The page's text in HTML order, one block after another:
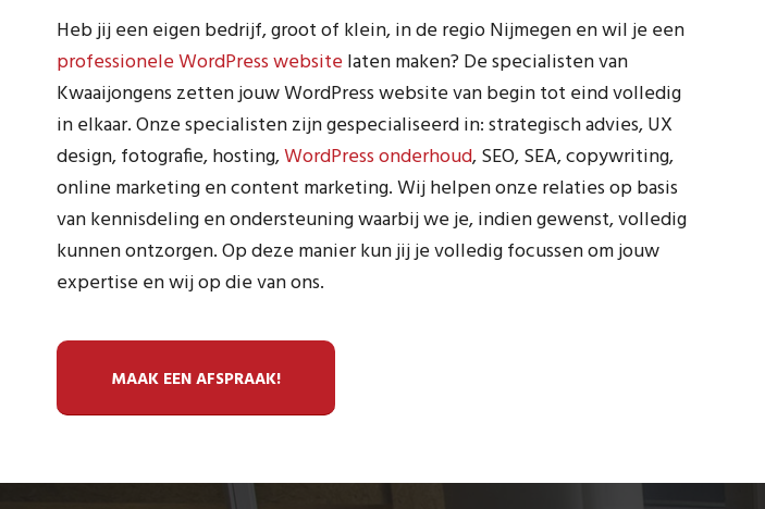
Heb jij een eigen bedrijf, groot of klein, in de regio Nijmegen en wil je een
professionele WordPress websitelaten maken? De specialisten van
Kwaaijongens zetten jouw WordPress website van begin tot eind volledig
in elkaar. Onze specialisten zijn gespecialiseerd in: strategisch advies, UX
design, fotografie, hosting,WordPress onderhoud, SEO, SEA, copywriting,
online marketing en content marketing. Wij helpen onze relaties op basis
van kennisdeling en ondersteuning waarbij we je, indien gewenst, volledig
kunnen ontzorgen. Op deze manier kun jij je volledig focussen om jouw
expertise en wij op die van ons.
MAAK EEN AFSPRAAK!